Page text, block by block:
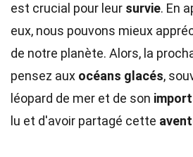
est crucial pour leur survie. En
eux, nous pouvons mieux
de notre planète. Alors, la
pensez aux océans glacés,
léopard de mer et de son
lu et d'avoir partagé cette